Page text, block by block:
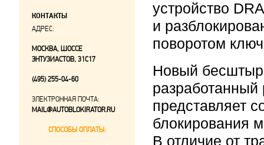
устройство
и
поворотом
Новый
представляет
блокирования
В отличие от
КОНТАКТЫ
АДРЕС:
МОСКВА, ШОССЕ
ЭНТУЗИАСТОВ, 31С17
(495) 255-04-60
ЭЛЕКТРОННАЯ ПОЧТА:
MAIL@AUTOBLOKIRATOR.RU
СПОСОБЫ ОПЛАТЫ: